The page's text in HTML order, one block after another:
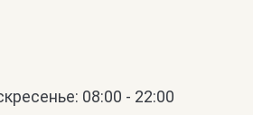
08:00 - 22:00